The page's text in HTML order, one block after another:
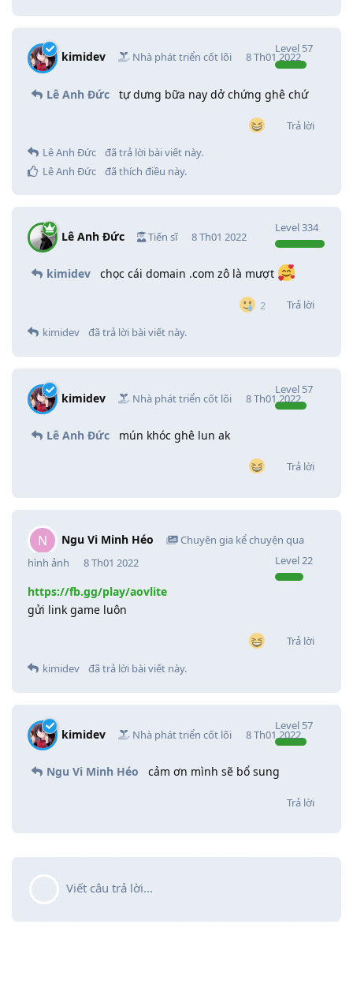
kimidev Nhà phát triển cốt lõi
Level 57
8 Th01 2022
Lê Anh Đức tự dưng bữa nay dở chứng ghê chứ
Trả lời
Lê Anh Đức
đã trả lời bài viết này.
Lê Anh Đức
đã thích điều này.
Lê Anh Đức Tiến sĩ
Level334
8 Th01 2022
kimidev chọc cái domain .com zô là mượt
2
Trả lời
kimidev
đã trả lời bài viết này.
kimidev Nhà phát triển cốt lõi
Level 57
8 Th01 2022
Lê Anh Đức mún khóc ghê lun ak
Trả lời
N Ngu Vi Minh Héo
Chuyên gia kể chuyện qua
hình ảnh
Level22
8 Th01 2022
https://fb.gg/play/aovlite
gửi link game luôn
Trả lời
kimidev
đã trả lời bài viết này.
kimidev Nhà phát triển cốt lõi
Level 57
8 Th01 2022
Ngu Vi Minh Héo cảm ơn mình sẽ bổ sung
Trả lời
Viết câu trả lời...